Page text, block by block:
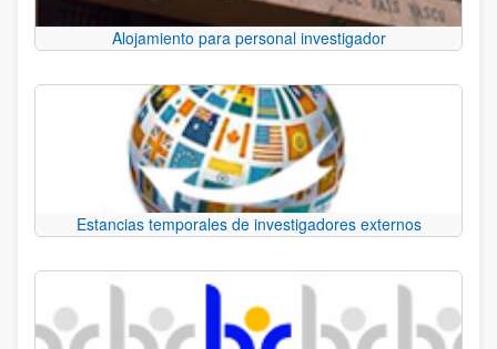
Alojamiento para personal investigador
Estancias temporales de investigadores externos